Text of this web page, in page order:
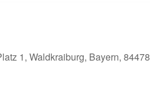
1, Waldkraiburg, Bayern, 84478